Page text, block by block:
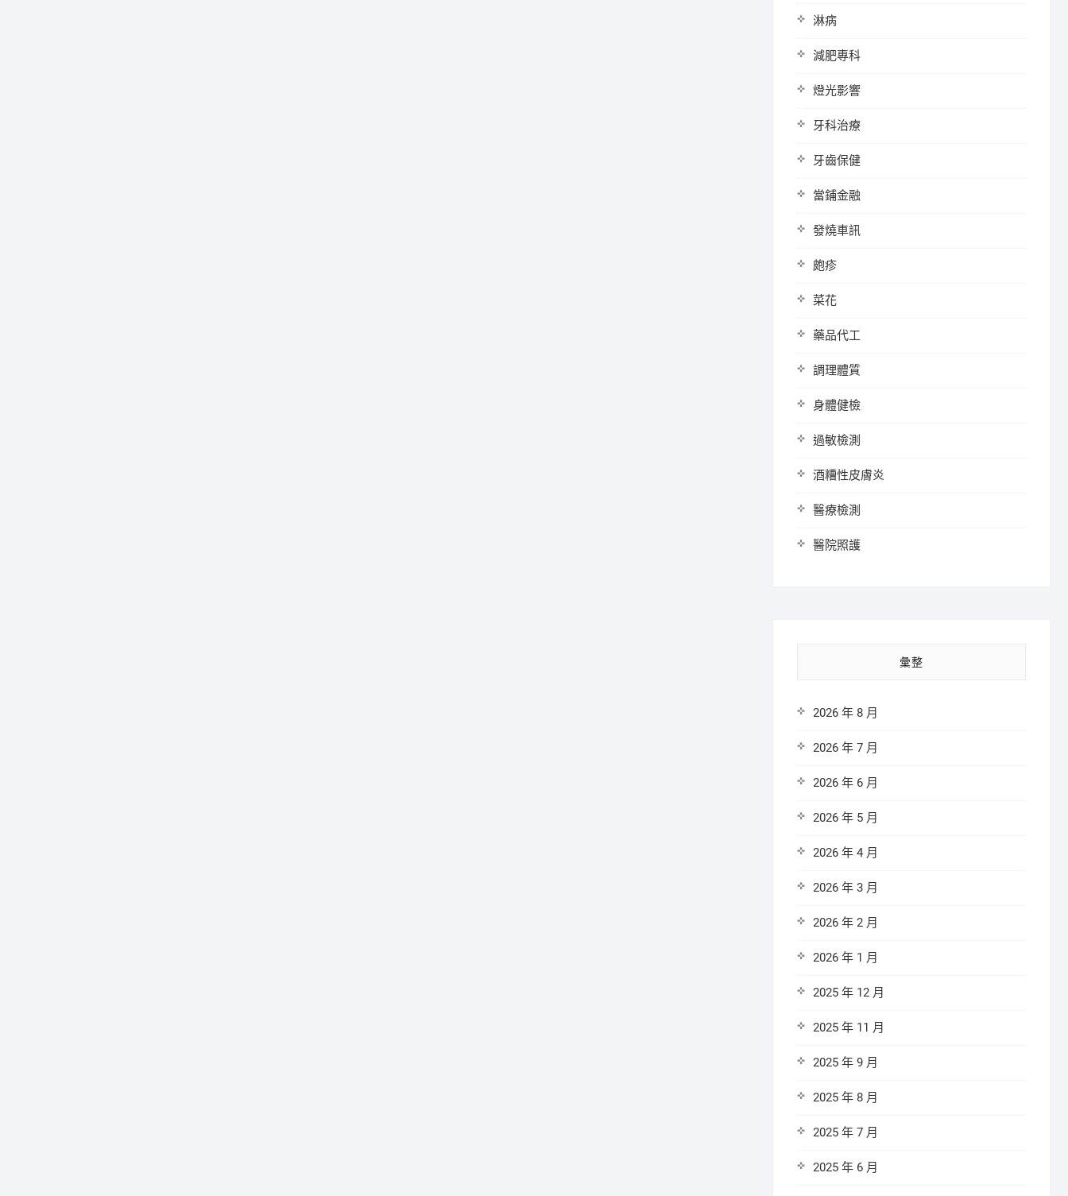
淋病
減肥專科
燈光影響
牙科治療
牙齒保健
當鋪金融
發燒車訊
皰疹
菜花
藥品代工
調理體質
身體健檢
過敏檢測
酒糟性皮膚炎
醫療檢測
醫院照護
彙整
2026 年 8 月
2026 年 7 月
2026 年 6 月
2026 年 5 月
2026 年 4 月
2026 年 3 月
2026 年 2 月
2026 年 1 月
2025 年 12 月
2025 年 11 月
2025 年 9 月
2025 年 8 月
2025 年 7 月
2025 年 6 月